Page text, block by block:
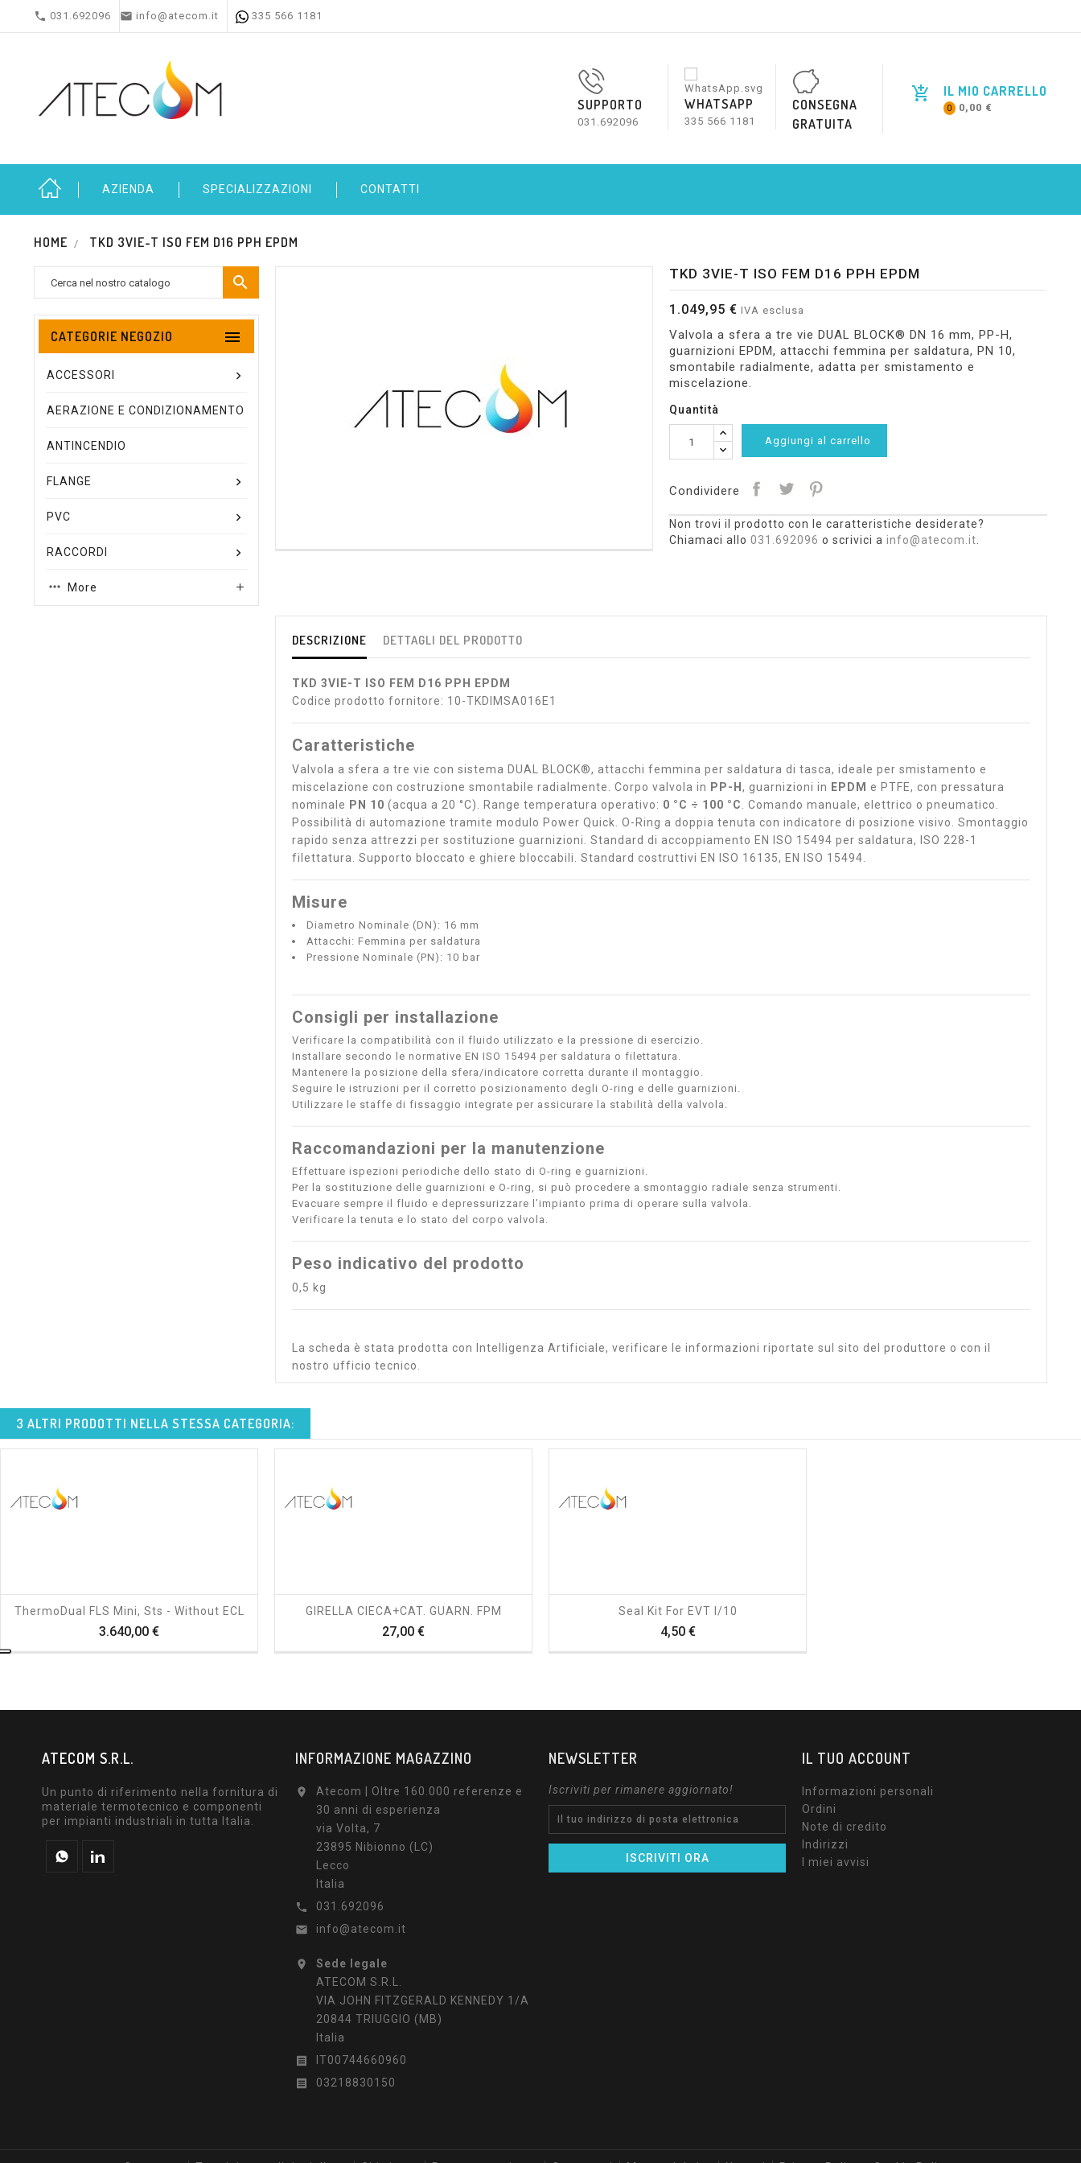
 031.692096  info@atecom.it 335 566 1181
IL MIO CARRELLO
0 0,00 €
SUPPORTO
031.692096
WHATSAPP
335 566 1181
CONSEGNA
GRATUITA
AZIENDA SPECIALIZZAZIONI CONTATTI
HOME TKD 3VIE-T ISO FEM D16 PPH EPDM

CATEGORIE NEGOZIO 
ACCESSORI
AERAZIONE E CONDIZIONAMENTO
ANTINCENDIO
FLANGE
PVC
RACCORDI
More 
TKD 3VIE-T ISO FEM D16 PPH EPDM
1.049,95 € IVA esclusa
Valvola a sfera a tre vie DUAL BLOCK® DN 16 mm, PP-H,
guarnizioni EPDM, attacchi femmina per saldatura, PN 10,
smontabile radialmente, adatta per smistamento e
miscelazione.
Quantità
Aggiungi al carrello
Condividere
Non trovi il prodotto con le caratteristiche desiderate?
Chiamaci allo 031.692096 o scrivici a info@atecom.it
DESCRIZIONE DETTAGLI DEL PRODOTTO
TKD 3VIE-T ISO FEM D16 PPH EPDM
Codice prodotto fornitore: 10-TKDIMSA016E1
Caratteristiche
Valvola a sfera a tre vie con sistema DUAL BLOCK®, attacchi femmina per saldatura di tasca, ideale per smistamento e
miscelazione con costruzione smontabile radialmente. Corpo valvola in PP-H , guarnizioni in EPDM e PTFE, con pressatura
nominale PN 10 (acqua a 20 °C). Range temperatura operativo: 0 °C ÷ 100 °C
. Comando manuale, elettrico o pneumatico.
Possibilità di automazione tramite modulo Power Quick. O-Ring a doppia tenuta con indicatore di posizione visivo. Smontaggio
rapido senza attrezzi per sostituzione guarnizioni. Standard di accoppiamento EN ISO 15494 per saldatura, ISO 228-1
filettatura. Supporto bloccato e ghiere bloccabili. Standard costruttivi EN ISO 16135, EN ISO 15494.
Misure
Diametro Nominale (DN): 16 mm
Attacchi: Femmina per saldatura
Pressione Nominale (PN): 10 bar
Consigli per installazione
Verificare la compatibilità con il fluido utilizzato e la pressione di esercizio.
Installare secondo le normative EN ISO 15494 per saldatura o filettatura.
Mantenere la posizione della sfera/indicatore corretta durante il montaggio.
Seguire le istruzioni per il corretto posizionamento degli O-ring e delle guarnizioni.
Utilizzare le staffe di fissaggio integrate per assicurare la stabilità della valvola.
Raccomandazioni per la manutenzione
Effettuare ispezioni periodiche dello stato di O-ring e guarnizioni.
Per la sostituzione delle guarnizioni e O-ring, si può procedere a smontaggio radiale senza strumenti.
Evacuare sempre il fluido e depressurizzare l’impianto prima di operare sulla valvola.
Verificare la tenuta e lo stato del corpo valvola.
Peso indicativo del prodotto
0,5 kg
La scheda è stata prodotta con Intelligenza Artificiale, verificare le informazioni riportate sul sito del produttore o con il
nostro ufficio tecnico.
3 ALTRI PRODOTTI NELLA STESSA CATEGORIA:
ThermoDual FLS Mini, Sts - Without ECL
3.640,00 €Prezzo
GIRELLA CIECA+CAT. GUARN. FPM
27,00 €Prezzo
Seal Kit For EVT I/10
4,50 €Prezzo
ATECOM S.R.L.
Un punto di riferimento nella fornitura di
materiale termotecnico e componenti
per impianti industriali in tutta Italia.
INFORMAZIONE MAGAZZINO

Atecom | Oltre 160.000 referenze e
30 anni di esperienza
via Volta, 7
23895 Nibionno (LC)
Lecco
Italia

031.692096

info@atecom.it

Sede legale
ATECOM S.R.L.
VIA JOHN FITZGERALD KENNEDY 1/A
20844 TRIUGGIO (MB)
Italia

IT00744660960

03218830150
NEWSLETTER
Iscriviti per rimanere aggiornato!
IL TUO ACCOUNT
Informazioni personali
Ordini
Note di credito
Indirizzi
I miei avvisi